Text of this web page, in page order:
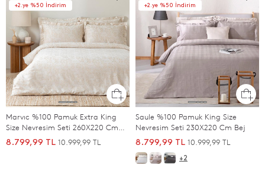
+2.ye %50 İndirim
Marvıc %100 Pamuk Extra King
Size Nevresim Seti 260X220 Cm
Ekru
8.799,99 TL 10.999,99 TL
+2.ye %50 İndirim
Saule %100 Pamuk King Size
Nevresim Seti 230X220 Cm Bej
8.799,99 TL 10.999,99 TL
+2